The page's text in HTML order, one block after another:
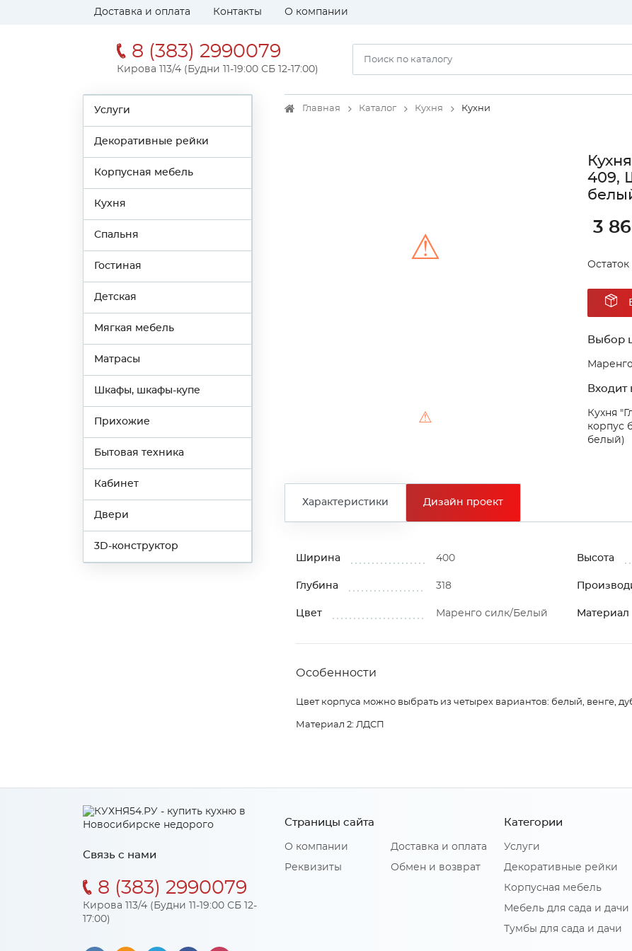
Доставка и оплата Контакты О компании
8 (383) 2990079
Кирова 113/4 (Будни 11-19:00 СБ 12-17:00)
Услуги
Декоративные рейки
Корпусная мебель
Кухня
Спальня
Гостиная
Детская
Мягкая мебель
Матрасы
Шкафы, шкафы-купе
Прихожие
Бытовая техника
Кабинет
Двери
3D-конструктор
Главная Каталог Кухня Кухни
⚠
⚠
409,
3
Остаток
Выбор
Входит
Кухня
корпус
белый)
Характеристики Дизайн проект
Ширина 400 Высота
Глубина 318
Цвет Маренго силк/Белый Материал
Особенности
Цвет корпуса можно выбрать из четырех вариантов: белый, венге,
Материал 2: ЛДСП
Связь с нами
8 (383) 2990079
Кирова 113/4 (Будни 11-19:00 СБ 12-
17:00)
Страницы сайта
О компании
Реквизиты
Доставка и оплата
Обмен и возврат
Категории
Услуги
Декоративные рейки
Корпусная мебель
Мебель для сада и дачи
Тумбы для сада и дачи